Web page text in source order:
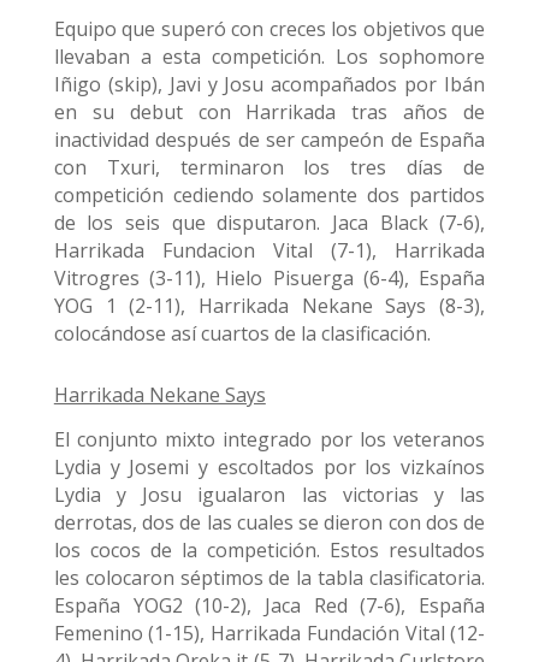
Equipo que superó con creces los objetivos que
llevaban a esta competición. Los sophomore
Iñigo (skip), Javi y Josu acompañados por Ibán
en su debut con Harrikada tras años de
inactividad después de ser campeón de España
con Txuri, terminaron los tres días de
competición cediendo solamente dos partidos
de los seis que disputaron. Jaca Black (7-6),
Harrikada Fundacion Vital (7-1), Harrikada
Vitrogres (3-11), Hielo Pisuerga (6-4), España
YOG 1 (2-11), Harrikada Nekane Says (8-3),
colocándose así cuartos de la clasificación.
Harrikada Nekane Says
El conjunto mixto integrado por los veteranos
Lydia y Josemi y escoltados por los vizkaínos
Lydia y Josu igualaron las victorias y las
derrotas, dos de las cuales se dieron con dos de
los cocos de la competición. Estos resultados
les colocaron séptimos de la tabla clasificatoria.
España YOG2 (10-2), Jaca Red (7-6), España
Femenino (1-15), Harrikada Fundación Vital (12-